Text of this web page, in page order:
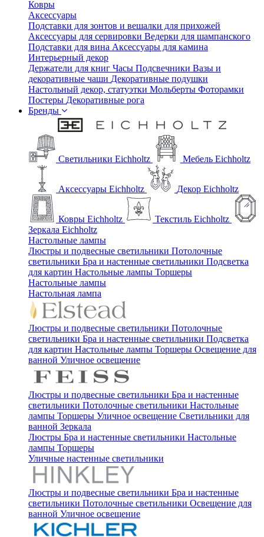
Ковры
Аксессуары
Подставки для зонтов и вешалки для прихожей
Аксессуары для сервировки Ведерки для шампанского
Подставки для вина Аксессуары для камина
Интерьерный декор
Держатели для книг Часы Подсвечники Вазы и
декоративные чаши Декоративные подушки
Настольный декор, статуэтки Мольберты Фоторамки
Постеры Декоративные рога
Бренды
Светильники Eichholtz Мебель Eichholtz
Аксессуары Eichholtz Декор Eichholtz
Ковры Eichholtz
Текстиль Eichholtz
Зеркала Eichholtz
Настольные лампы
Люстры и подвесные светильники Потолочные
светильники Бра и настенные светильники Подсветка
для картин Настольные лампы Торшеры
Настольные лампы
Настольная лампа
Люстры и подвесные светильники Потолочные
светильники Бра и настенные светильники Подсветка
для картин Настольные лампы Торшеры Освещение для
ванной Уличное освещение
Люстры и подвесные светильники Бра и настенные
светильники Потолочные светильники Настольные
лампы Торшеры Уличное освещение Светильники для
ванной Зеркала
Люстры Бра и настенные светильники Настольные
лампы Торшеры
Уличные настенные светильники
Люстры и подвесные светильники Бра и настенные
светильники Потолочные светильники Освещение для
ванной Уличное освещение